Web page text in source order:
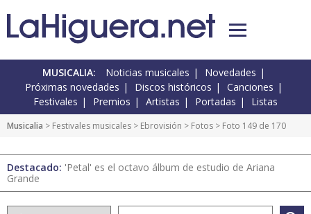
MUSICALIA: Noticias musicales
Novedades
Próximas novedades
Discos históricos
Canciones
Festivales
Premios Artistas Portadas Listas
Musicalia > Festivales musicales > Ebrovisión > Fotos > Foto 149 de 170
Destacado: 'Petal' es el octavo álbum de estudio de Ariana
Grande